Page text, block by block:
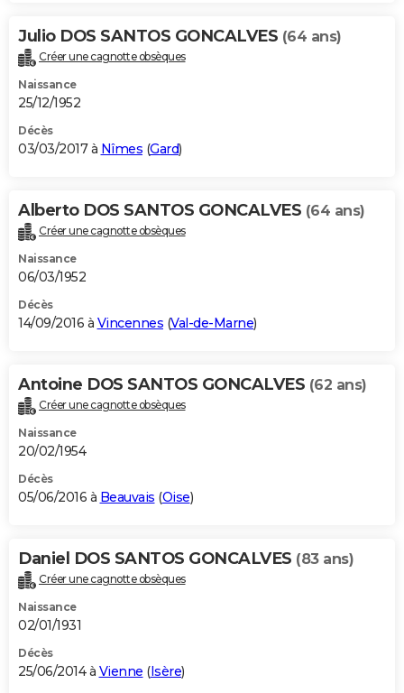
Julio DOS SANTOS GONCALVES (64 ans)
Créer une cagnotte obsèques
Naissance
25/12/1952
Décès
03/03/2017 à Nîmes (Gard)
Alberto DOS SANTOS GONCALVES (64 ans)
Créer une cagnotte obsèques
Naissance
06/03/1952
Décès
14/09/2016 à Vincennes (Val-de-Marne)
Antoine DOS SANTOS GONCALVES (62 ans)
Créer une cagnotte obsèques
Naissance
20/02/1954
Décès
05/06/2016 à Beauvais (Oise)
Daniel DOS SANTOS GONCALVES (83 ans)
Créer une cagnotte obsèques
Naissance
02/01/1931
Décès
25/06/2014 à Vienne (Isère)